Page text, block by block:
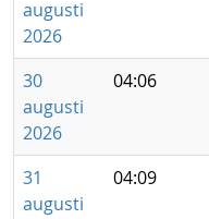
augusti
2026
30
augusti
2026
04:06
31
augusti
04:09